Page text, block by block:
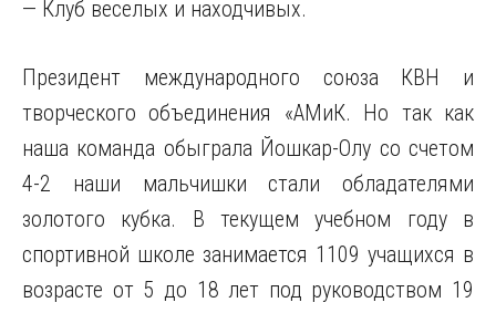
— Клуб веселых и находчивых.
Президент международного союза КВН и
творческого объединения «АМиК. Но так как
наша команда обыграла Йошкар-Олу со счетом
4-2 наши мальчишки стали обладателями
золотого кубка. В текущем учебном году в
спортивной школе занимается 1109 учащихся в
возрасте от 5 до 18 лет под руководством 19